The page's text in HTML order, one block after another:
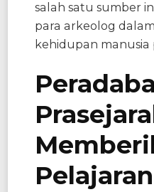
salah satu sumber
para arkeolog
kehidupan manusia